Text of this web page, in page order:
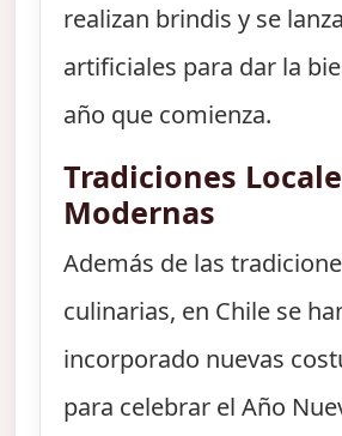
realizan brindis y se
artificiales para dar la
año que comienza.
Tradiciones
Modernas
Además de las
culinarias, en Chile se
incorporado nuevas
para celebrar el Año